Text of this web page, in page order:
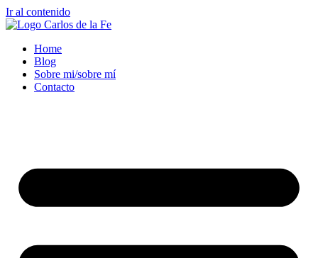
Ir al contenido
Home
Blog
Sobre mi/sobre mí
Contacto